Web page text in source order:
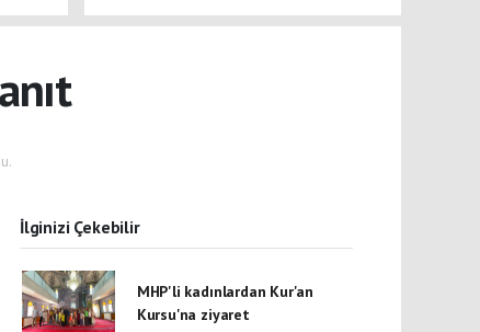
İlginizi Çekebilir
MHP'li kadınlardan Kur'an
Kursu'na ziyaret